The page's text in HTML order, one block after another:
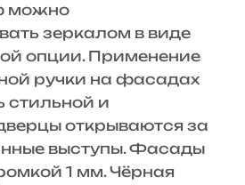
можно
зеркалом в виде
опции. Применение
ручки на фасадах
стильной и
открываются за
выступы. Фасады
1 мм. Чёрная